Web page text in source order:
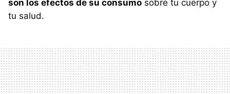
son los efectos de su consumo sobre tu cuerpo y
tu salud.